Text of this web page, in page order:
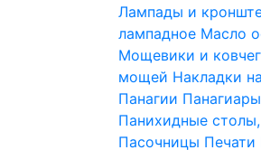
Лампады и
лампадное Масло
Мощевики и
мощей Накладки
Панагии Панагиары
Панихидные
Пасочницы Печати